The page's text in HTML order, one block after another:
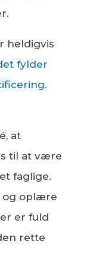
heldigvis
fylder
at
til at være
faglige.
og oplære
er fuld
rette